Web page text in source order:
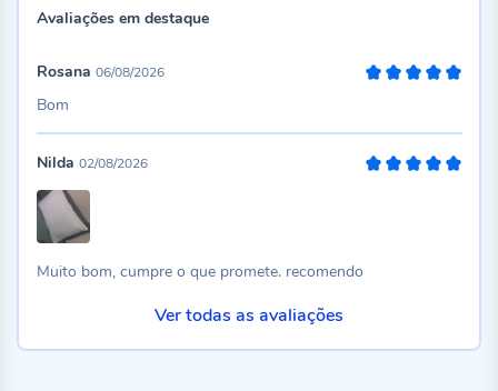
Avaliações em destaque
Rosana 06/08/2026
Bom
Nilda 02/08/2026
Muito bom, cumpre o que promete. recomendo
Ver todas as avaliações